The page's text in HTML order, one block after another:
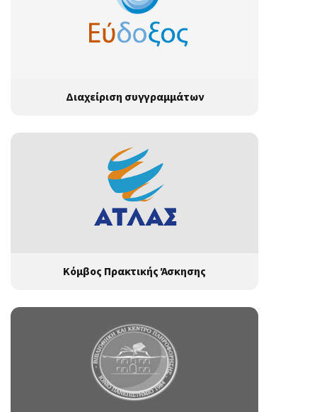
Διαχείριση συγγραμμάτων
Κόμβος Πρακτικής Άσκησης